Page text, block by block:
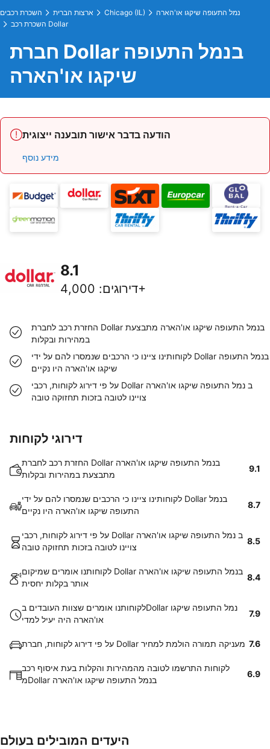
השכרת רכבים ארצות הברית Chicago (IL)
נמל התעופה שיקגו או'הארה
השכרת רכב Dollar
חברת Dollar בנמל התעופה
שיקגו או'הארה
הודעה בדבר אישור תובענה ייצוגית
מידע נוסף
8.1
דירוגים: 4,000+
החזרת רכב לחברת Dollar בנמל התעופה שיקגו או'הארה מתבצעת
במהירות ובקלות
לקוחותינו ציינו כי הרכבים שנמסרו להם על ידי Dollar בנמל התעופה
שיקגו או'הארה היו נקיים
על פי דירוג לקוחות, רכבי Dollar ב נמל התעופה שיקגו או'הארה
צויינו לטובה בזכות תחזוקה טובה
דירוגי לקוחות
החזרת רכב לחברת Dollar בנמל התעופה שיקגו או'הארה
מתבצעת במהירות ובקלות
9.1
לקוחותינו ציינו כי הרכבים שנמסרו להם על ידי Dollar בנמל
התעופה שיקגו או'הארה היו נקיים
8.7
על פי דירוג לקוחות, רכבי Dollar ב נמל התעופה שיקגו או'הארה
צויינו לטובה בזכות תחזוקה טובה
8.5
לקוחותנו אומרים שמיקום Dollar בנמל התעופה שיקגו או'הארה
אותר בקלות יחסית
8.4
לקוחותנו אומרים שצוות העובדים בDollar נמל התעופה שיקגו
או'הארה היה יעיל למדי
7.9
על פי דירוג לקוחות, חברת Dollar מעניקה תמורה הולמת למחיר 7.6
לקוחות התרשמו לטובה מהמהירות והקלות בעת איסוף רכב
מDollar בנמל התעופה שיקגו או'הארה
6.9
היעדים המובילים בעולם